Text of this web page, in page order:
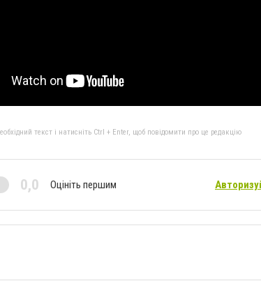
текст і натисніть Ctrl + Enter, щоб повідомити про це редакцію
0,0 Оцініть першим